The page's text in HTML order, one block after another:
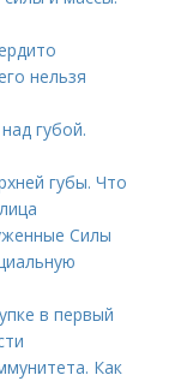
нельзя
губой.
губы. Что
Силы
в первый
Как